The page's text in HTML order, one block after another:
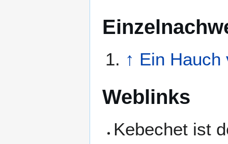
↑ Ein Hauch
Weblinks
Kebechet ist